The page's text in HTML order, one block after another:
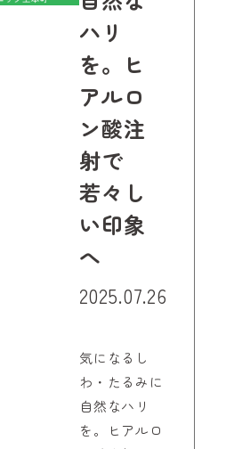
ハリ
を。ヒ
アルロ
ン酸注
射で
若々し
い印象
へ
2025.07.26
気になるし
わ・たるみに
自然なハリ
を。ヒアルロ